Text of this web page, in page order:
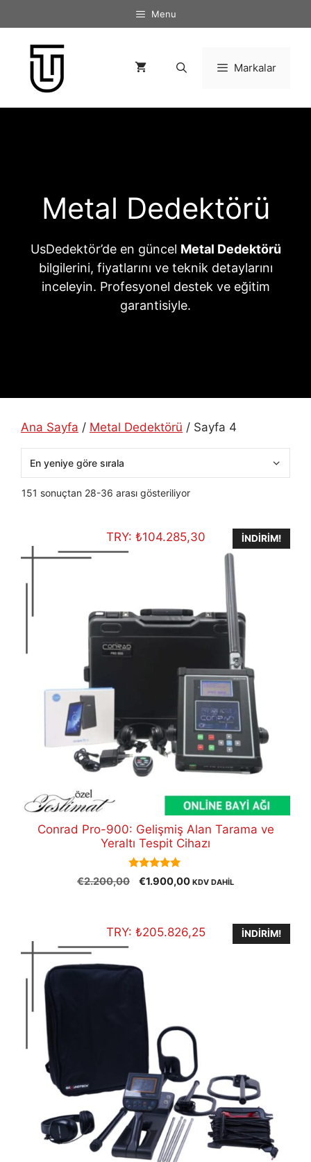
atla
Menu
Markalar
Metal Dedektörü
UsDedektör’de en güncel Metal Dedektörü
bilgilerini, fiyatlarını ve teknik detaylarını
inceleyin. Profesyonel destek ve eğitim
garantisiyle.
Ana Sayfa / Metal Dedektörü / Sayfa 4
151 sonuçtan 28-36 arası gösteriliyorEn
sıralandı
TRY: ₺104.285,30 İNDIRIM!
Conrad Pro-900: Gelişmiş Alan Tarama ve
Yeraltı Tespit Cihazı
5.00
out of 5
€2.200,00
Orijinal
€1.900,00Şu
€1.900,00.
KDV DAHİL
TRY: ₺205.826,25 İNDIRIM!